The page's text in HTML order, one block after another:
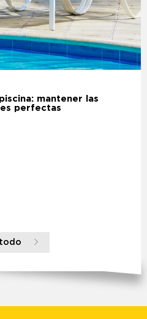
mantener las
perfectas